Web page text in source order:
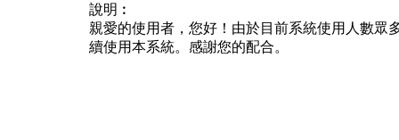
說明︰
親愛的使用者，您好！由於目前系統使用人數眾
續使用本系統。感謝您的配合。